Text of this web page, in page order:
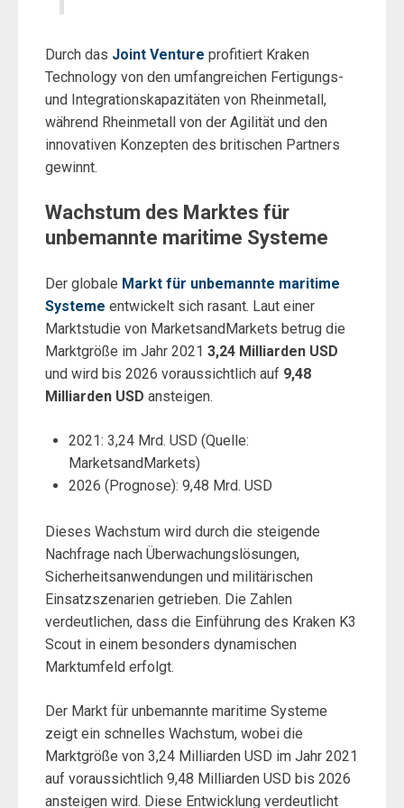
Durch das Joint Venture profitiert Kraken
Technology von den umfangreichen Fertigungs-
und Integrationskapazitäten von Rheinmetall,
während Rheinmetall von der Agilität und den
innovativen Konzepten des britischen Partners
gewinnt.
Wachstum des Marktes für
unbemannte maritime Systeme
Der globale Markt für unbemannte maritime
Systeme entwickelt sich rasant. Laut einer
Marktstudie von MarketsandMarkets betrug die
Marktgröße im Jahr 2021 3,24 Milliarden USD
und wird bis 2026 voraussichtlich auf 9,48
Milliarden USD ansteigen.
2021: 3,24 Mrd. USD (Quelle:
MarketsandMarkets)
2026 (Prognose): 9,48 Mrd. USD
Dieses Wachstum wird durch die steigende
Nachfrage nach Überwachungslösungen,
Sicherheitsanwendungen und militärischen
Einsatzszenarien getrieben. Die Zahlen
verdeutlichen, dass die Einführung des Kraken K3
Scout in einem besonders dynamischen
Marktumfeld erfolgt.
Der Markt für unbemannte maritime Systeme
zeigt ein schnelles Wachstum, wobei die
Marktgröße von 3,24 Milliarden USD im Jahr 2021
auf voraussichtlich 9,48 Milliarden USD bis 2026
ansteigen wird. Diese Entwicklung verdeutlicht